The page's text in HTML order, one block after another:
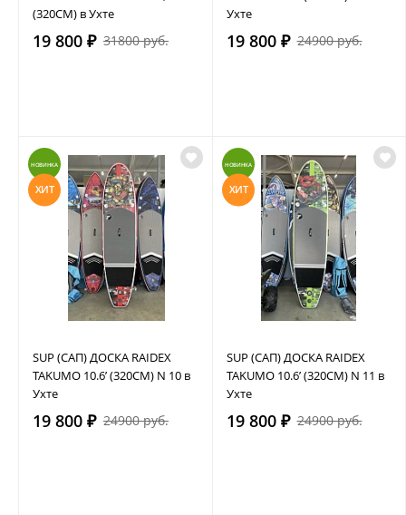
(320СМ) в Ухте
19 800 ₽ 31800 руб.
Ухте
19 800 ₽ 24900 руб.
НОВИНКА
ХИТ
SUP (САП) ДОСКА RAIDEX
TAKUMO 10.6’ (320СМ) N 10 в
Ухте
19 800 ₽ 24900 руб.
НОВИНКА
ХИТ
SUP (САП) ДОСКА RAIDEX
TAKUMO 10.6’ (320СМ) N 11 в
Ухте
19 800 ₽ 24900 руб.